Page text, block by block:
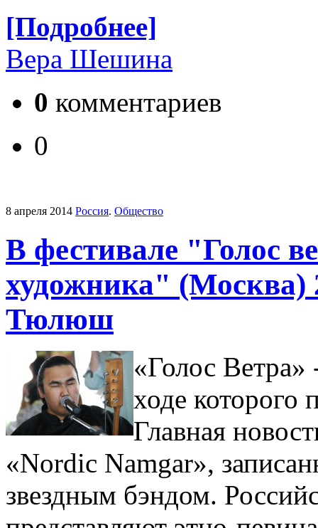
[Подробнее]
Вера Шешина
0 комментариев
0
8 апреля 2014 Россия. Общество
В фестивале "Голос
художника" (Москва)
Тюлюш
«Голос
ходе которого
Главная
«Nordic Namgar»,
звездным бэндом.